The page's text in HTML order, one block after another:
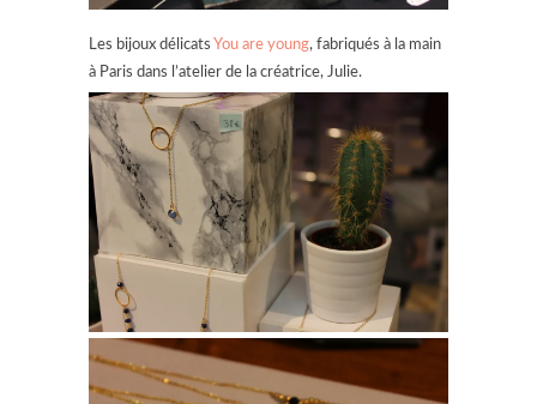
Les bijoux délicats You are young, fabriqués à la main
à Paris dans l’atelier de la créatrice, Julie.